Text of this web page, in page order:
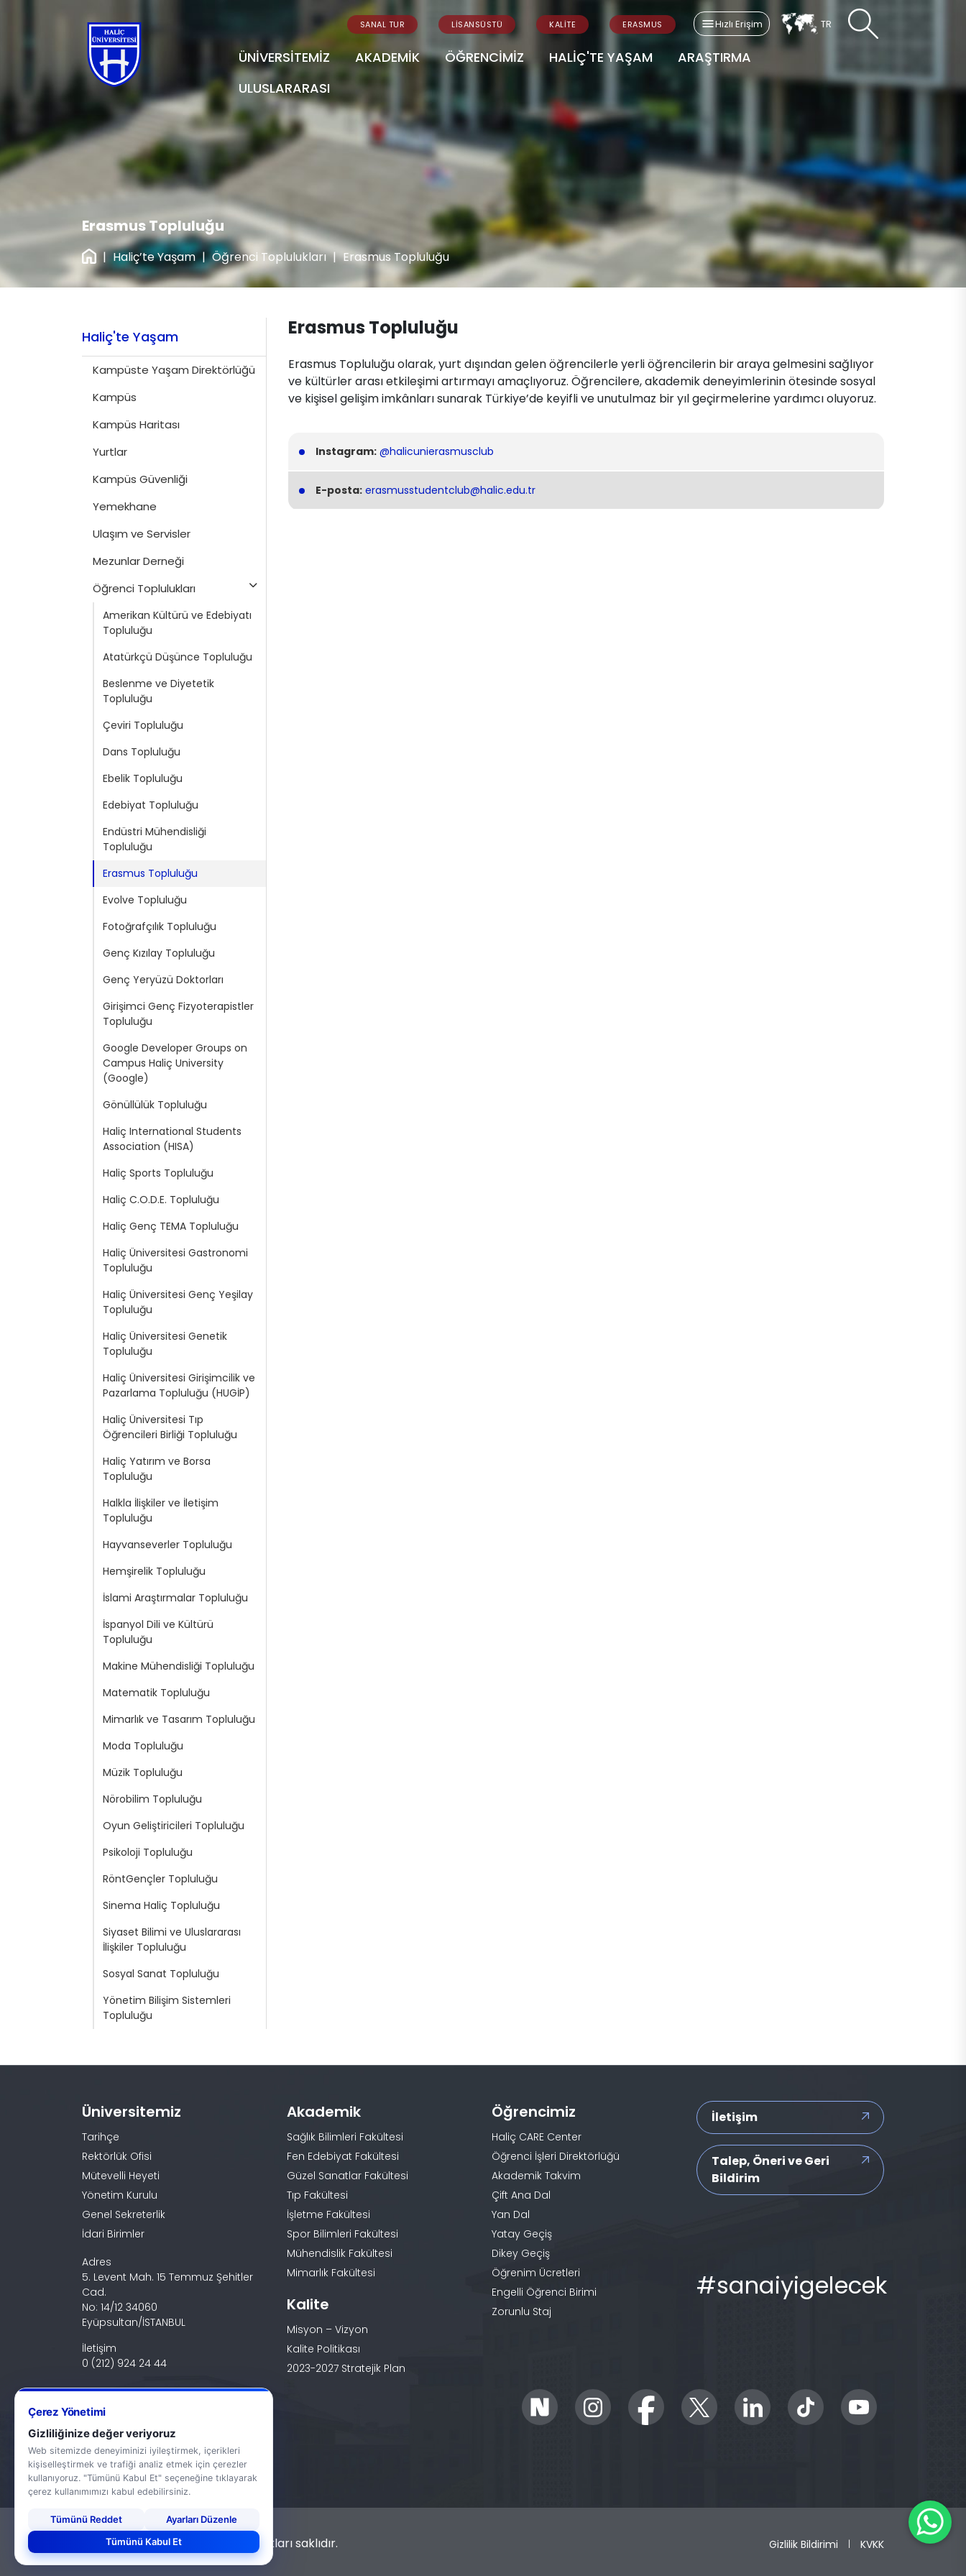
SANAL TUR LİSANSÜSTÜ KALİTE ERASMUS Hızlı Erişim TR
ÜNİVERSİTEMİZ AKADEMİK ÖĞRENCİMİZ HALİÇ'TE YAŞAM
ARAŞTIRMA
ULUSLARARASI
Erasmus Topluluğu
| Haliç’te Yaşam | Öğrenci Toplulukları | Erasmus Topluluğu
Haliç'te Yaşam
Kampüste Yaşam Direktörlüğü
Kampüs
Kampüs Haritası
Yurtlar
Kampüs Güvenliği
Yemekhane
Ulaşım ve Servisler
Mezunlar Derneği
Öğrenci Toplulukları
Amerikan Kültürü ve Edebiyatı
Topluluğu
Atatürkçü Düşünce Topluluğu
Beslenme ve Diyetetik
Topluluğu
Çeviri Topluluğu
Dans Topluluğu
Ebelik Topluluğu
Edebiyat Topluluğu
Endüstri Mühendisliği
Topluluğu
Erasmus Topluluğu
Evolve Topluluğu
Fotoğrafçılık Topluluğu
Genç Kızılay Topluluğu
Genç Yeryüzü Doktorları
Girişimci Genç Fizyoterapistler
Topluluğu
Google Developer Groups on
Campus Haliç University
(Google)
Gönüllülük Topluluğu
Haliç International Students
Association (HISA)
Haliç Sports Topluluğu
Haliç C.O.D.E. Topluluğu
Haliç Genç TEMA Topluluğu
Haliç Üniversitesi Gastronomi
Topluluğu
Haliç Üniversitesi Genç Yeşilay
Topluluğu
Haliç Üniversitesi Genetik
Topluluğu
Haliç Üniversitesi Girişimcilik ve
Pazarlama Topluluğu (HUGİP)
Haliç Üniversitesi Tıp
Öğrencileri Birliği Topluluğu
Haliç Yatırım ve Borsa
Topluluğu
Halkla İlişkiler ve İletişim
Topluluğu
Hayvanseverler Topluluğu
Hemşirelik Topluluğu
İslami Araştırmalar Topluluğu
İspanyol Dili ve Kültürü
Topluluğu
Makine Mühendisliği Topluluğu
Matematik Topluluğu
Mimarlık ve Tasarım Topluluğu
Moda Topluluğu
Müzik Topluluğu
Nörobilim Topluluğu
Oyun Geliştiricileri Topluluğu
Psikoloji Topluluğu
RöntGençler Topluluğu
Sinema Haliç Topluluğu
Siyaset Bilimi ve Uluslararası
İlişkiler Topluluğu
Sosyal Sanat Topluluğu
Yönetim Bilişim Sistemleri
Topluluğu
Erasmus Topluluğu
Erasmus Topluluğu olarak, yurt dışından gelen öğrencilerle yerli öğrencilerin bir araya gelmesini sağlıyor
ve kültürler arası etkileşimi artırmayı amaçlıyoruz. Öğrencilere, akademik deneyimlerinin ötesinde sosyal
ve kişisel gelişim imkânları sunarak Türkiye’de keyifli ve unutulmaz bir yıl geçirmelerine yardımcı oluyoruz.
Instagram: @halicunierasmusclub
E-posta: erasmusstudentclub@halic.edu.tr
Üniversitemiz
Tarihçe
Rektörlük Ofisi
Mütevelli Heyeti
Yönetim Kurulu
Genel Sekreterlik
İdari Birimler
Adres
5. Levent Mah. 15 Temmuz Şehitler
Cad.
No: 14/12 34060
Eyüpsultan/İSTANBUL
İletişim
0 (212) 924 24 44
Akademik
Sağlık Bilimleri Fakültesi
Fen Edebiyat Fakültesi
Güzel Sanatlar Fakültesi
Tıp Fakültesi
İşletme Fakültesi
Spor Bilimleri Fakültesi
Mühendislik Fakültesi
Mimarlık Fakültesi
Kalite
Misyon – Vizyon
Kalite Politikası
2023-2027 Stratejik Plan
Öğrencimiz
Haliç CARE Center
Öğrenci İşleri Direktörlüğü
Akademik Takvim
Çift Ana Dal
Yan Dal
Yatay Geçiş
Dikey Geçiş
Öğrenim Ücretleri
Engelli Öğrenci Birimi
Zorunlu Staj
İletişim
Talep, Öneri ve Geri
Bildirim
#sanaiyigelecek
© 2026 Haliç Üniversitesi. Tüm hakları saklıdır. Gizlilik Bildirimi | KVKK
Çerez Yönetimi
Gizliliğinize değer veriyoruz
Web sitemizde deneyiminizi iyileştirmek, içerikleri
kişiselleştirmek ve trafiği analiz etmek için çerezler
kullanıyoruz. "Tümünü Kabul Et" seçeneğine tıklayarak
çerez kullanımımızı kabul edebilirsiniz.
Tümünü Reddet
Ayarları Düzenle
Tümünü Kabul Et